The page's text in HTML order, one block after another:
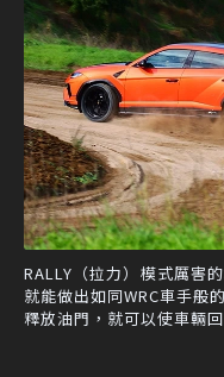
RALLY（拉力）模式厲害
就能做出如同WRC車手般
釋放油門，就可以使車輛